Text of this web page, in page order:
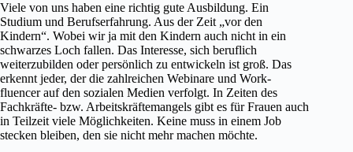
Viele von uns haben eine richtig gute Ausbildung. Ein
Studium und Berufserfahrung. Aus der Zeit „vor den
Kindern“. Wobei wir ja mit den Kindern auch nicht in ein
schwarzes Loch fallen. Das Interesse, sich beruflich
weiterzubilden oder persönlich zu entwickeln ist groß. Das
erkennt jeder, der die zahlreichen Webinare und Work-
fluencer auf den sozialen Medien verfolgt. In Zeiten des
Fachkräfte- bzw. Arbeitskräftemangels gibt es für Frauen auch
in Teilzeit viele Möglichkeiten. Keine muss in einem Job
stecken bleiben, den sie nicht mehr machen möchte.